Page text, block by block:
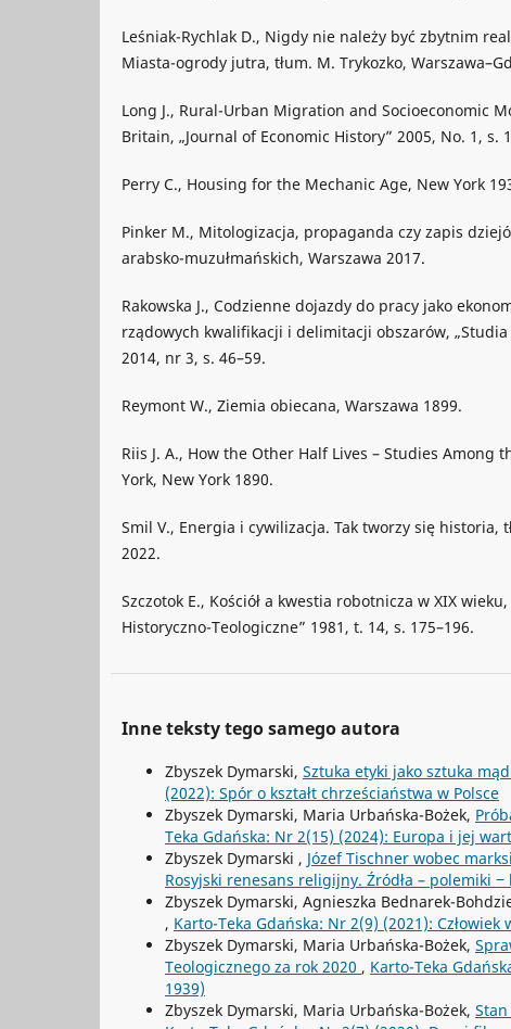
Leśniak-Rychlak D., Nigdy nie należy być zbytnim
Miasta-ogrody jutra, tłum. M. Trykozko,
Long J., Rural-Urban Migration and Socioeconomic
Britain, „Journal of Economic History” 2005, No. 1, s.
Perry C., Housing for the Mechanic Age, New York
Pinker M., Mitologizacja, propaganda czy zapis
arabsko-muzułmańskich, Warszawa 2017.
Rakowska J., Codzienne dojazdy do pracy jako
rządowych kwalifikacji i delimitacji obszarów,
2014, nr 3, s. 46–59.
Reymont W., Ziemia obiecana, Warszawa 1899.
Riis J. A., How the Other Half Lives – Studies Among
York, New York 1890.
Smil V., Energia i cywilizacja. Tak tworzy się historia,
2022.
Szczotok E., Kościół a kwestia robotnicza w XIX
Historyczno-Teologiczne” 1981, t. 14, s. 175–196.
Inne teksty tego samego autora
Zbyszek Dymarski, Sztuka etyki jako sztuka
(2022): Spór o kształt chrześciaństwa w Polsce
Zbyszek Dymarski, Maria Urbańska-Bożek,
Teka Gdańska: Nr 2(15) (2024): Europa i jej
Zbyszek Dymarski , Józef Tischner wobec
Rosyjski renesans religijny. Źródła – polemiki ‒
Zbyszek Dymarski, Agnieszka Bednarek-
, Karto-Teka Gdańska: Nr 2(9) (2021):
Zbyszek Dymarski, Maria Urbańska-Bożek,
Teologicznego za rok 2020 , Karto-Teka
1939)
Zbyszek Dymarski, Maria Urbańska-Bożek,